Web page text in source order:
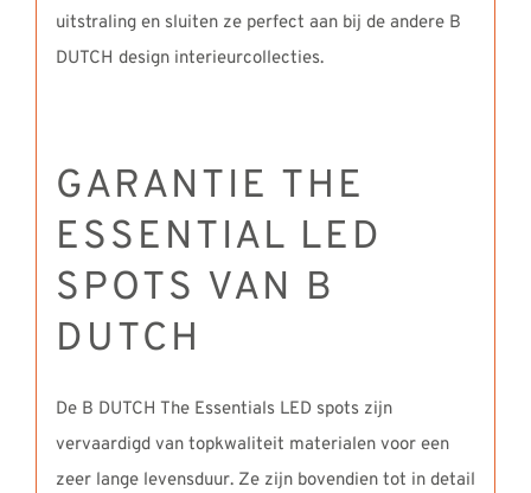
uitstraling en sluiten ze perfect aan bij de andere B
DUTCH design interieurcollecties.
GARANTIE THE
ESSENTIAL LED
SPOTS VAN B
DUTCH
De B DUTCH The Essentials LED spots zijn
vervaardigd van topkwaliteit materialen voor een
zeer lange levensduur. Ze zijn bovendien tot in detail